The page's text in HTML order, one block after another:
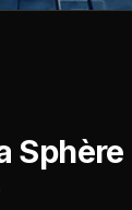
Sphère